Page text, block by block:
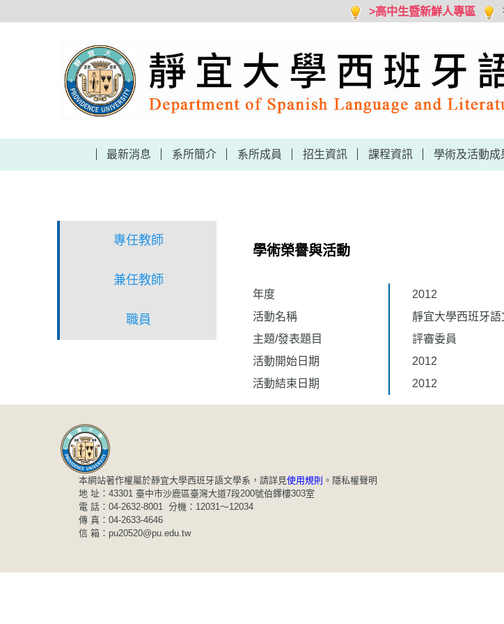
到
>高中生暨新鮮人專區
最新消息 系所簡介 系所成員 招生資訊 課程資訊 學術及活動成
專任教師
兼任教師
職員
學術榮譽與活動
年度
2012
活動名稱
靜宜大學西班牙
主題/發表題目
評審委員
活動開始日期
2012
活動結束日期
2012
本網站著作權屬於靜宜大學西班牙語文學系，請詳見使用規則 。 隱私權聲明
地 址：43301 臺中市沙鹿區臺灣大道7段200號伯鐸樓303室
電 話：04-2632-8001 分機：12031～12034
傳 真：04-2633-4646
信 箱：pu20520@pu.edu.tw